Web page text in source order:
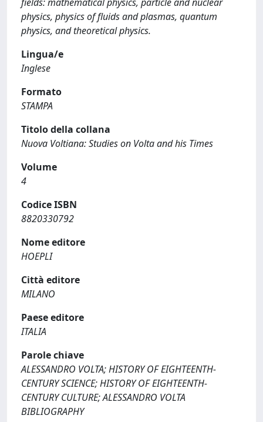
physics, physics of fluids and plasmas, quantum
physics, and theoretical physics.
Lingua/e
Inglese
Formato
STAMPA
Titolo della collana
Nuova Voltiana: Studies on Volta and his Times
Volume
4
Codice ISBN
8820330792
Nome editore
HOEPLI
Città editore
MILANO
Paese editore
ITALIA
Parole chiave
ALESSANDRO VOLTA; HISTORY OF EIGHTEENTH-
CENTURY SCIENCE; HISTORY OF EIGHTEENTH-
CENTURY CULTURE; ALESSANDRO VOLTA
BIBLIOGRAPHY